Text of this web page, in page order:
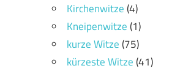
Kirchenwitze(4)
Kneipenwitze(1)
kurze Witze(75)
kürzeste Witze(41)